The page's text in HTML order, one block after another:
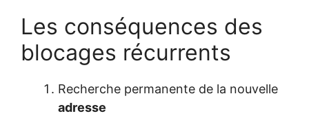
Les conséquences des
blocages récurrents
Recherche permanente de la nouvelle
adresse